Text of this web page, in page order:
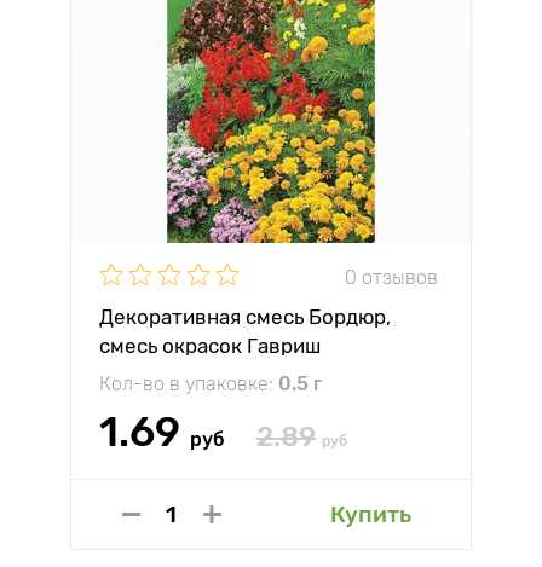
0 отзывов
Декоративная смесь Бордюр,
смесь окрасок Гавриш
Кол-во в упаковке: 0.5 г
1.69 руб 2.89 руб
Купить